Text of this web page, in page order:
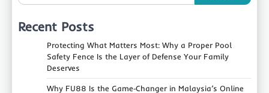
Recent Posts
Protecting What Matters Most: Why a Proper Pool
Safety Fence Is the Layer of Defense Your Family
Deserves
Why FU88 Is the Game‑Changer in Malaysia’s Online